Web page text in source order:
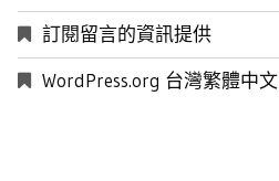
訂閱留言的資訊提供
WordPress.org 台灣繁體中文